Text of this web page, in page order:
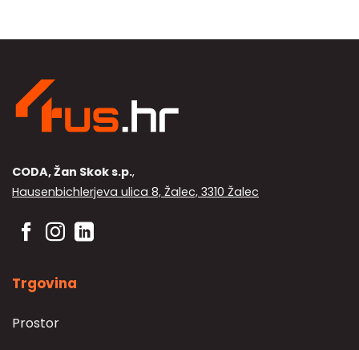
CODA, Žan Skok s.p.,
Hausenbichlerjeva ulica 8, Žalec, 3310 Žalec
Trgovina
Prostor